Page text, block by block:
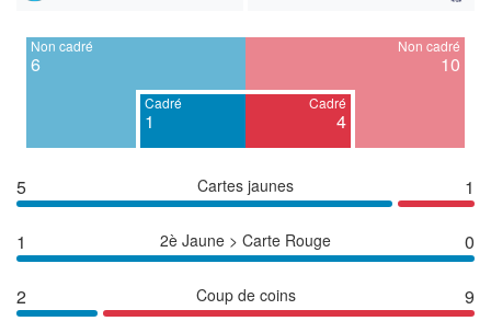
Non cadré
6
Cadré
1
Cadré
4
Non cadré
10
5 Cartes jaunes 1
1 2è Jaune > Carte Rouge 0
2 Coup de coins 9